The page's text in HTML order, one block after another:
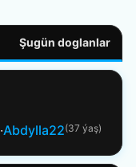
Şugün doglanlar
·Abdylla22(37 ýaş)